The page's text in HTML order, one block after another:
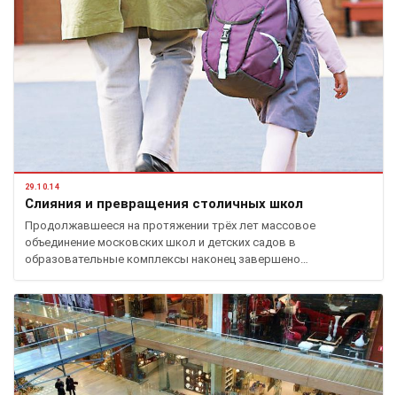
29.10.14
Слияния и превращения столичных школ
Продолжавшееся на протяжении трёх лет массовое
объединение московских школ и детских садов в
образовательные комплексы наконец завершено…